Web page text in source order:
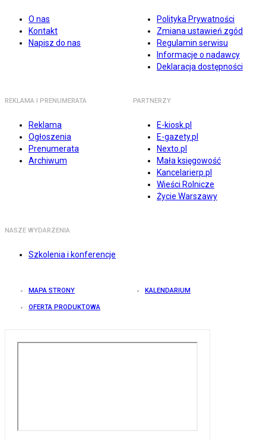
O nas
Kontakt
Napisz do nas
Polityka Prywatności
Zmiana ustawień zgód
Regulamin serwisu
Informacje o nadawcy
Deklaracja dostępności
REKLAMA I PRENUMERATA
Reklama
Ogłoszenia
Prenumerata
Archiwum
PARTNERZY
E-kiosk.pl
E-gazety.pl
Nexto.pl
Mała księgowość
Kancelarierp.pl
Wieści Rolnicze
Życie Warszawy
NASZE WYDARZENIA
Szkolenia i konferencje
MAPA STRONY KALENDARIUM
OFERTA PRODUKTOWA